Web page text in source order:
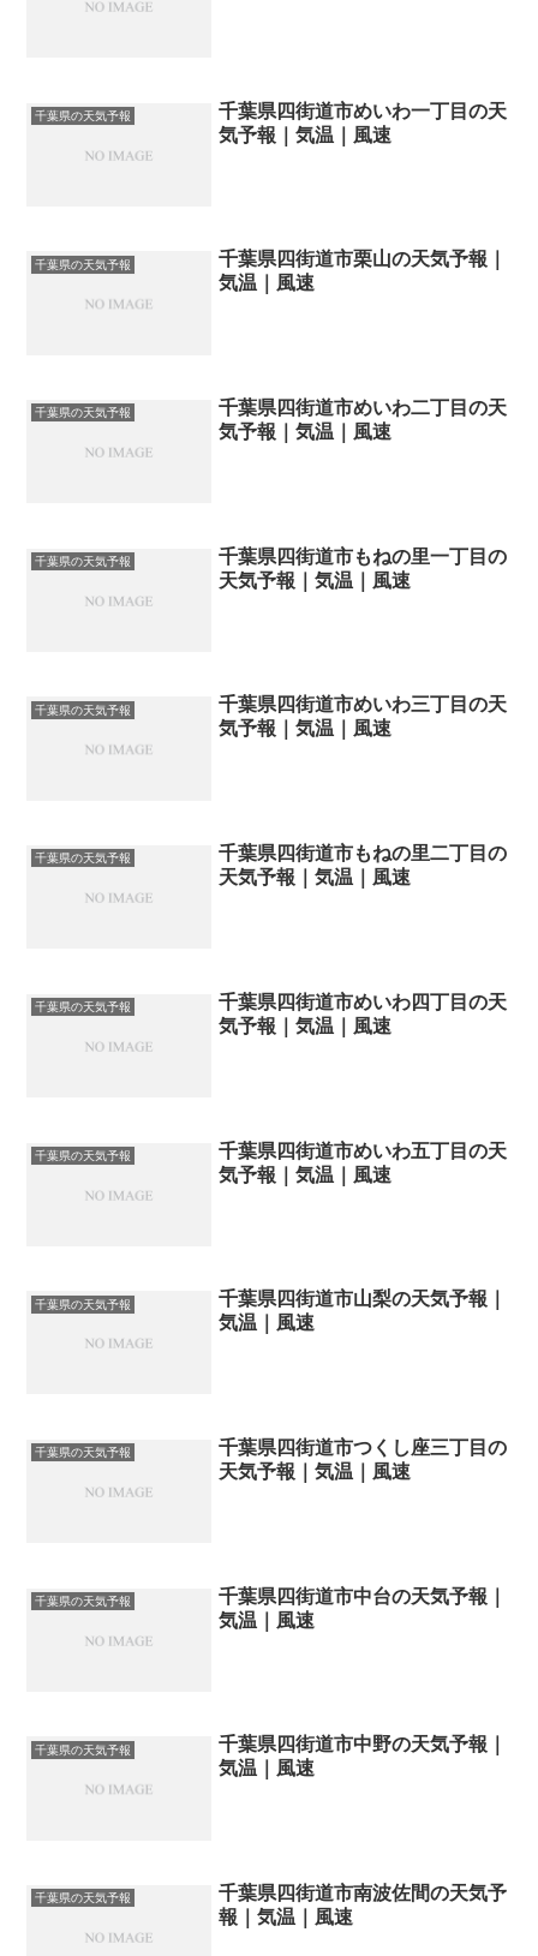
千葉県の天気予報
千葉県四街道市めいわ一丁目の天
気予報｜気温｜風速
千葉県の天気予報
千葉県四街道市栗山の天気予報｜
気温｜風速
千葉県の天気予報
千葉県四街道市めいわ二丁目の天
気予報｜気温｜風速
千葉県の天気予報
千葉県四街道市もねの里一丁目の
天気予報｜気温｜風速
千葉県の天気予報
千葉県四街道市めいわ三丁目の天
気予報｜気温｜風速
千葉県の天気予報
千葉県四街道市もねの里二丁目の
天気予報｜気温｜風速
千葉県の天気予報
千葉県四街道市めいわ四丁目の天
気予報｜気温｜風速
千葉県の天気予報
千葉県四街道市めいわ五丁目の天
気予報｜気温｜風速
千葉県の天気予報
千葉県四街道市山梨の天気予報｜
気温｜風速
千葉県の天気予報
千葉県四街道市つくし座三丁目の
天気予報｜気温｜風速
千葉県の天気予報
千葉県四街道市中台の天気予報｜
気温｜風速
千葉県の天気予報
千葉県四街道市中野の天気予報｜
気温｜風速
千葉県の天気予報
千葉県四街道市南波佐間の天気予
報｜気温｜風速